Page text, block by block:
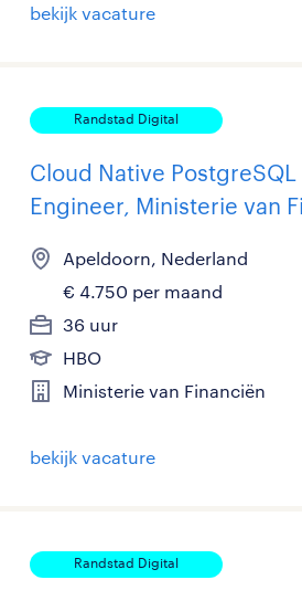
bekijk vacature
Randstad Digital
Cloud Native
Engineer, Ministerie van
Apeldoorn, Nederland
€ 4.750 per maand
36 uur
HBO
Ministerie van Financiën
bekijk vacature
Randstad Digital